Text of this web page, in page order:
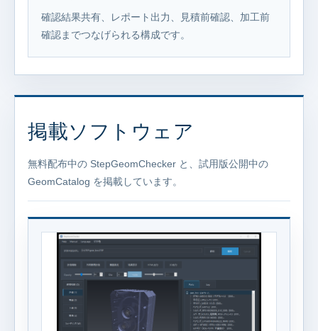
確認結果共有、レポート出力、見積前確認、加工前
確認までつなげられる構成です。
掲載ソフトウェア
無料配布中の StepGeomChecker と、試用版公開中の
GeomCatalog を掲載しています。